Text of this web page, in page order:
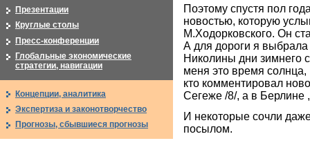
Поэтому спустя пол
новостью, которую
М.Ходорковского. Он
А для дороги я
Николины дни зимнего
меня это время солнца,
кто комментировал
Сегеже /8/, а в Берлине
И некоторые сочли
посылом.
Презентации
Круглые столы
Пресс-конференции
Глобальные экономические
стратегии, навигации
Концепции, аналитика
Экспертиза и законотворчество
Прогнозы, сбывшиеся прогнозы